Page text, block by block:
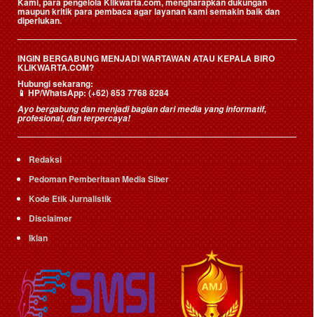
maupun kritik para pembaca agar layanan kami semakin baik dan
diperlukan.
INGIN BERGABUNG MENJADI WARTAWAN ATAU KEPALA BIRO
KLIKWARTA.COM?
Hubungi sekarang:
📱HP/WhatsApp:(+62) 853 7768 8284
Ayo bergabung dan menjadi bagian dari media yang informatif,
profesional, dan terpercaya!
Redaksi
Pedoman Pemberitaan Media Siber
Kode Etik Jurnalistik
Disclaimer
Iklan